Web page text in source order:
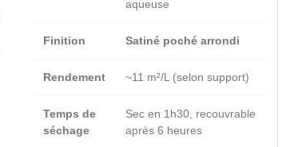
aqueuse
Finition Satiné poché arrondi
Rendement ~11 m²/L (selon support)
Temps de
séchage
Sec en 1h30, recouvrable
après 6 heures